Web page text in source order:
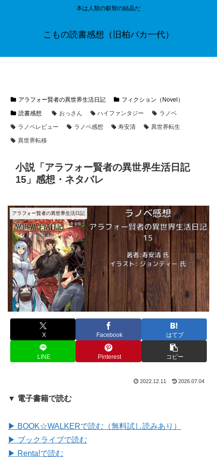
本は人類の叡智の結晶だ
こもの読書感想（旧柏バカ一代）
アラフォー賢者の異世界生活日記
フィクション（Novel）
読書感想
おっさん ハイファンタジー
ラノベ
ラノベレビュー
ラノベ感想 寿安清
異世界転生
異世界転移
小説「アラフォー賢者の異世界生活日記
15」感想・ネタバレ
アラフォー賢者の異世界生活日記
X Facebook はてブ
LINE Pinterest コピー
2022.12.11 2026.07.04
▼ 電子書籍で読む
▶ BOOK☆WALKERで読む（無料試し読みあり）
▶ ブックライブで読む
▶ Renta!で読む